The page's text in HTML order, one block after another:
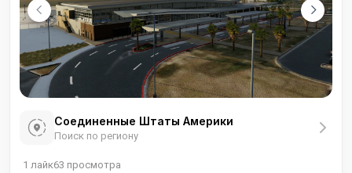
Соединенные Штаты Америки
Поиск по региону
1 лайк63 просмотра